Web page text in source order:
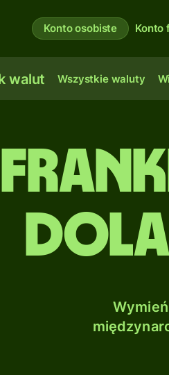
Konto osobiste Konto
walut Wszystkie waluty